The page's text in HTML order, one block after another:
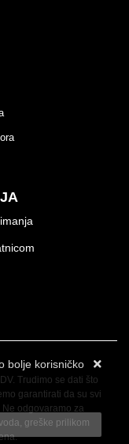
Trudimo se dati što
garantirati da su svi
odgovaramo za
greške prilikom
bolje korisničko
ovdje